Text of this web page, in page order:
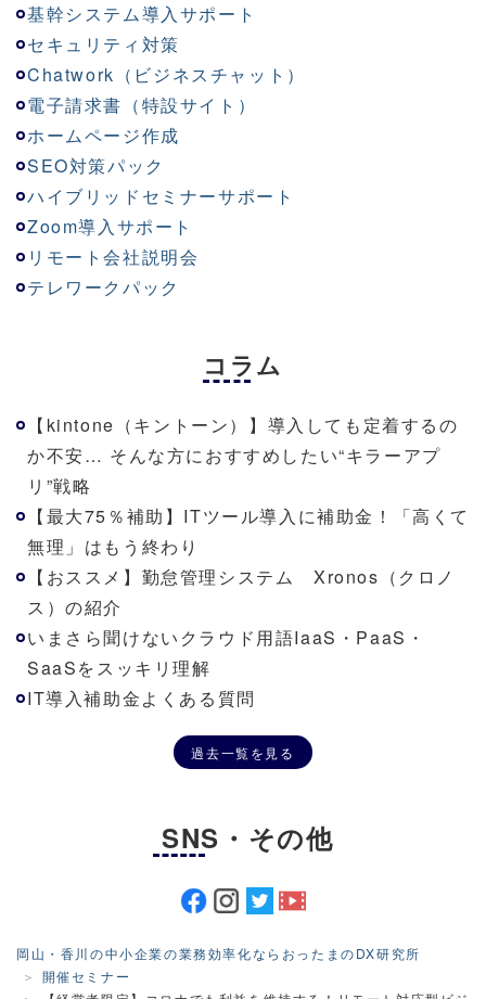
基幹システム導入サポート
セキュリティ対策
Chatwork（ビジネスチャット）
電子請求書（特設サイト）
ホームページ作成
SEO対策パック
ハイブリッドセミナーサポート
Zoom導入サポート
リモート会社説明会
テレワークパック
コラム
【kintone（キントーン）】導入しても定着するの
か不安… そんな方におすすめしたい“キラーアプ
リ”戦略
【最大75％補助】ITツール導入に補助金！「高くて
無理」はもう終わり
【おススメ】勤怠管理システム Xronos（クロノ
ス）の紹介
いまさら聞けないクラウド用語IaaS・PaaS・
SaaSをスッキリ理解
IT導入補助金よくある質問
過去一覧を見る
SNS・その他
岡山・香川の中小企業の業務効率化ならおったまのDX研究所
開催セミナー